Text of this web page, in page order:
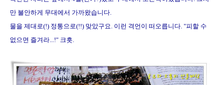
만 불안하게 무대에서 가까왔습니다.
물을 제대로(!) 정통으로(!!) 맞았구요. 이런 격언이 떠오릅니다. "피할 수
없으면 즐겨라...!" 크흣.